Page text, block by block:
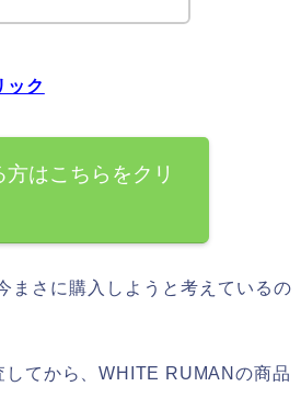
ック
はこちらをクリ
まさに購入しようと考えているの
てから、WHITE RUMANの商品